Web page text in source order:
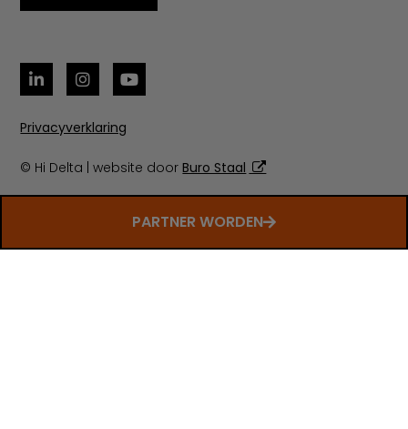
© Hi Delta | website doorBuro Staal
Privacyverklaring
PARTNER WORDEN